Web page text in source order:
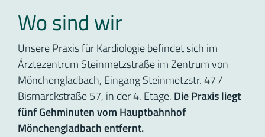
Wo sind wir
Unsere Praxis für Kardiologie befindet sich im
Ärztezentrum Steinmetzstraße im Zentrum von
Mönchengladbach, Eingang Steinmetzstr. 47 /
Bismarckstraße 57, in der 4. Etage. Die Praxis liegt
fünf Gehminuten vom Hauptbahnhof
Mönchengladbach entfernt.